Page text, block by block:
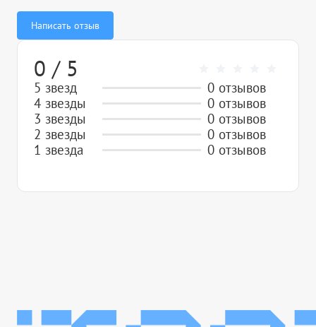
Написать отзыв
0 / 5
5 звезд
0 отзывов
4 звезды
0 отзывов
3 звезды
0 отзывов
2 звезды
0 отзывов
1 звезда
0 отзывов